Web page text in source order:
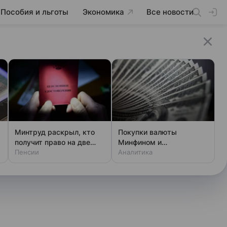
Пособия и льготы Экономика Все новости
Минтруд раскрыл, кто
получит право на две
пенсии
Пенсии
Покупки валюты
Минфином и
спекулянтами разогнали
Аналитика